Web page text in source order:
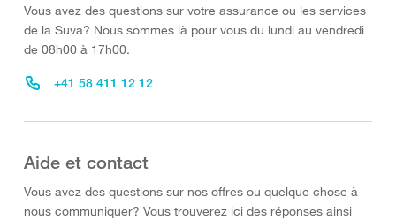
Vous avez des questions sur votre assurance ou les services
de la Suva? Nous sommes là pour vous du lundi au vendredi
de 08h00 à 17h00.
+41 58 411 12 12
Aide et contact
Vous avez des questions sur nos offres ou quelque chose à
nous communiquer? Vous trouverez ici des réponses ainsi